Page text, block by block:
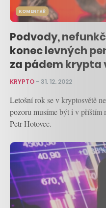
KOMENTÁŘ
Podvody,
konec levných
za pádem krypta
KRYPTO–31. 12. 2022
Letošní rok se v kryptosvětě
pozoru musíme být i v příštím
Petr Hotovec.